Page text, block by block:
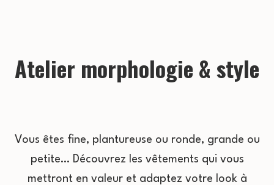
Atelier morphologie & style
Vous êtes fine, plantureuse ou ronde, grande ou
petite… Découvrez les vêtements qui vous
mettront en valeur et adaptez votre look à